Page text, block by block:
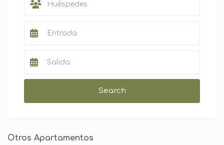
Otros Apartamentos